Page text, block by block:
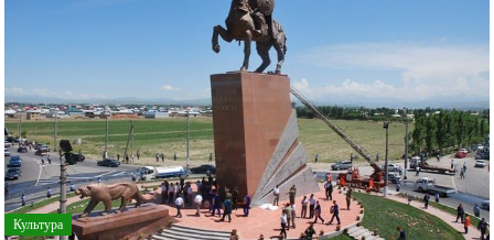
Культура